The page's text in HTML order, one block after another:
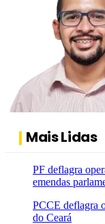
Mais Lidas
PF deflagra
emendas
PCCE deflagra
do Ceará